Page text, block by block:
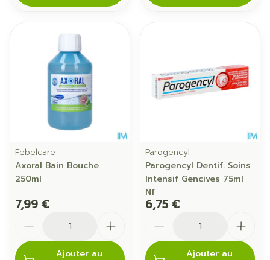
Febelcare
Axoral Bain Bouche
250ml
7,99 €
Ajouter au
Parogencyl
Parogencyl Dentif. Soins
Intensif Gencives 75ml
Nf
6,75 €
Ajouter au